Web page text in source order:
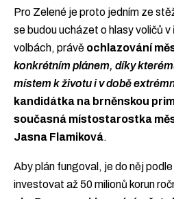
Pro Zelené je proto jedním ze
se budou ucházet o hlasy voličů
volbách, právě ochlazování
konkrétním plánem, díky
místem k životu i v době
kandidátka na brněnskou
současná místostarostka
Jasna Flamiková.
Aby plán fungoval, je do něj
investovat až 50 milionů korun